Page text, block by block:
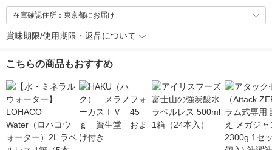
在庫確認住所：東京都にお届け
賞味期限/使用期限・返品について
こちらの商品もおすすめ